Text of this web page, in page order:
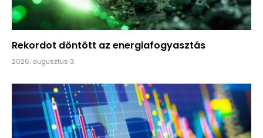
Rekordot döntött az energiafogyasztás
2026. augusztus 3.